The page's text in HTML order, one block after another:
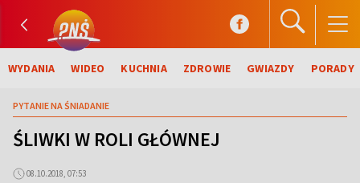
WYDANIA WIDEO KUCHNIA ZDROWIE GWIAZDY PORADY
PYTANIE NA ŚNIADANIE
ŚLIWKI W ROLI GŁÓWNEJ
08.10.2018, 07:53